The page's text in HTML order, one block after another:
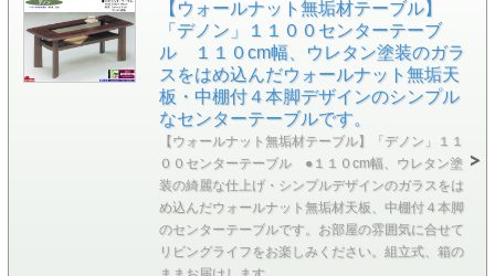
【ウォールナット無垢材テーブル】
「デノン」１１００センターテーブ
ル １１０cm幅、ウレタン塗装のガラ
スをはめ込んだウォールナット無垢天
板・中棚付４本脚デザインのシンプル
なセンターテーブルです。
【ウォールナット無垢材テーブル】「デノン」１１
００センターテーブル ●１１０cm幅、ウレタン塗
装の綺麗な仕上げ・シンプルデザインのガラスをは
め込んだウォールナット無垢材天板、中棚付４本脚
のセンターテーブルです。お部屋の雰囲気に合せて
リビングライフをお楽しみください。組立式、箱の